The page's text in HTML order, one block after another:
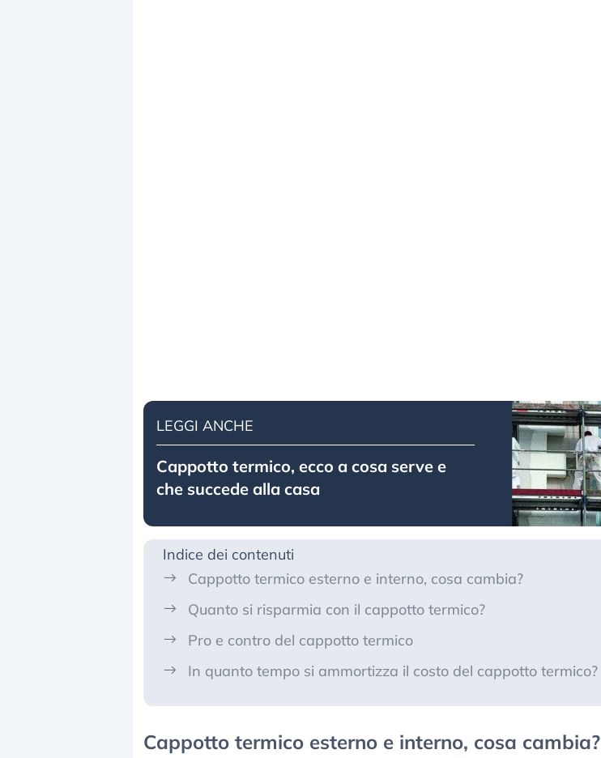
LEGGI ANCHE
Cappotto termico, ecco a cosa serve e
che succede alla casa
Indice dei contenuti
Cappotto termico esterno e interno, cosa cambia?
Quanto si risparmia con il cappotto termico?
Pro e contro del cappotto termico
In quanto tempo si ammortizza il costo del cappotto termico?
Cappotto termico esterno e interno, cosa cambia?